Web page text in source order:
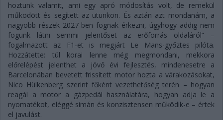
hoztunk valamit, ami egy apró módosítás volt, de remekül
működött és segített az utunkon. És aztán azt mondanám, a
nagyobb részek 2027-ben fognak érkezni, úgyhogy addig nem
fogunk látni semmi jelentőset az erőforrás oldaláról” –
fogalmazott az F1-et is megjárt Le Mans-győztes pilóta.
Hozzátette: túl korai lenne még megmondani, mekkora
előrelépést jelenthet a jövő évi fejlesztés, mindenesetre a
Barcelonában bevetett frissített motor hozta a várakozásokat,
Nico Hülkenberg szerint főként vezethetőség terén – hogyan
reagál a motor a gázpedál használatára, hogyan adja le a
nyomatékot, eléggé simán és konzisztensen működik-e – értek
el javulást.